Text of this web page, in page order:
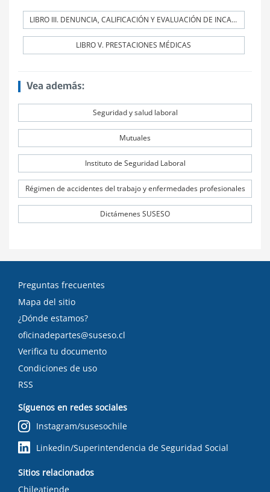
LIBRO III. DENUNCIA, CALIFICACIÓN Y EVALUACIÓN DE INCAPACIDADES PERMANENTES
LIBRO V. PRESTACIONES MÉDICAS
Vea además:
Seguridad y salud laboral
Mutuales
Instituto de Seguridad Laboral
Régimen de accidentes del trabajo y enfermedades profesionales
Dictámenes SUSESO
Preguntas frecuentes
Mapa del sitio
¿Dónde estamos?
oficinadepartes@suseso.cl
Verifica tu documento
Condiciones de uso
RSS
Síguenos en redes sociales
Instagram/susesochile
Linkedin/Superintendencia de Seguridad Social
Sitios relacionados
Chileatiende